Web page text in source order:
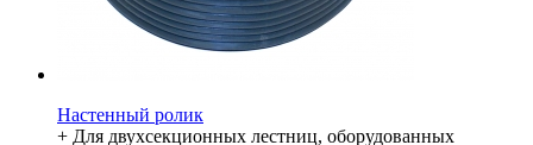
Настенный ролик
+ Для двухсекционных лестниц, оборудованных